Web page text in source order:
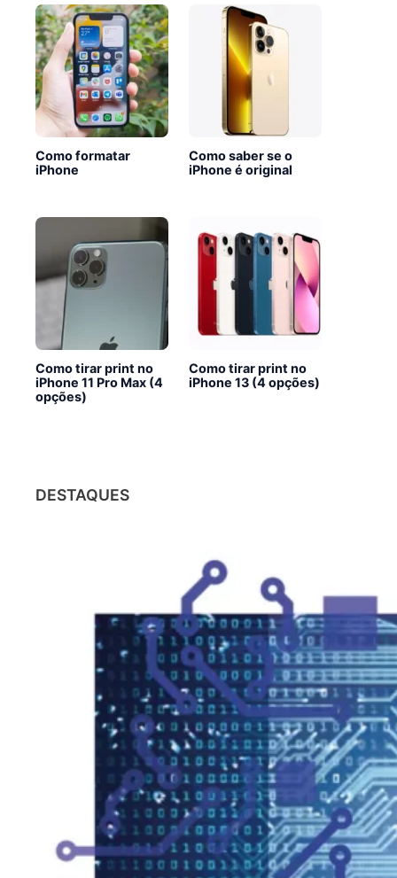
Como formatar
iPhone
Como saber se o
iPhone é original
Como tirar print no
iPhone 11 Pro Max (4
opções)
Como tirar print no
iPhone 13 (4 opções)
DESTAQUES
O impacto do ChatGPT nas
profissões: o que está em jogo?
31/01/2023